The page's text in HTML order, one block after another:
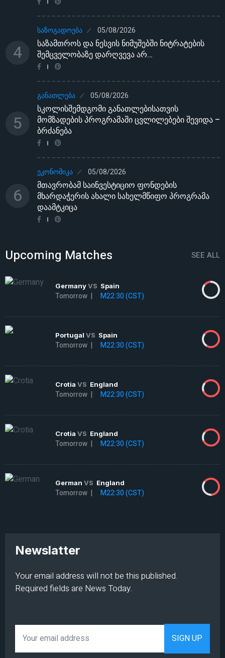
4
ᲡᲐᲖᲝᲒᲐᲓᲝᲔᲑᲐ 05/08/2026
საზამთროს და ნესვის ნიმუშებში ნიტრატების
შემცველობაზე დარღვევა არ…
5
ᲒᲐᲜᲐᲗᲚᲔᲑᲐ 05/08/2026
სკოლისშემდგომი განათლებისათვის
მომზადების პროგრამაში ცვლილებები შევიდა –
ბრძანება
6
ᲔᲙᲝᲜᲝᲛᲘᲙᲐ 05/08/2026
მთავრობამ საინვესტიციო ფონდების
მხარდაჭერის ახალი სახელმწიფო პროგრამა
დაამტკიცა
Upcoming Matches SEE ALL
GermanyVS Spain
Tomorrow | M22:30 (CST)
Portugal VS Spain
Tomorrow | M22:30 (CST)
Crotia VS England
Tomorrow | M22:30 (CST)
Crotia VS England
Tomorrow | M22:30 (CST)
German VS England
Tomorrow | M22:30 (CST)
Newslatter
Your email address will not be this published.
Required fields are News Today.